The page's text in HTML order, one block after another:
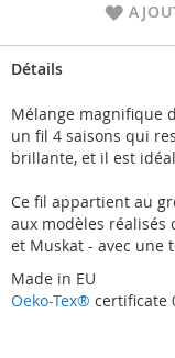
Détails
Mélange magnifique
un fil 4 saisons qui
brillante, et il est
Ce fil appartient au
aux modèles réalisés
et Muskat - avec une
Made in EU
Oeko-Tex® certificate